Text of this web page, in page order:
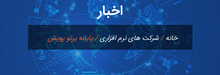
اخبار
خانه/شرکت های نرم افزاری/پایانه پرتو پویش